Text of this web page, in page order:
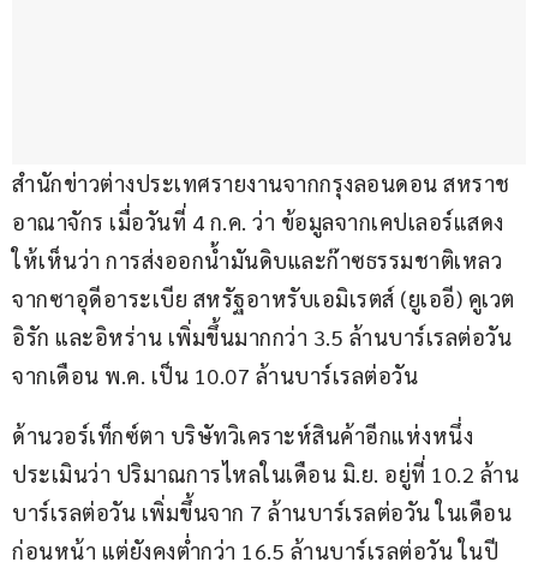
สำนักข่าวต่างประเทศรายงานจากกรุงลอนดอน สหราช
อาณาจักร เมื่อวันที่ 4 ก.ค. ว่า ข้อมูลจากเคปเลอร์แสดง
ให้เห็นว่า การส่งออกน้ำมันดิบและก๊าซธรรมชาติเหลว
จากซาอุดีอาระเบีย สหรัฐอาหรับเอมิเรตส์ (ยูเออี) คูเวต
อิรัก และอิหร่าน เพิ่มขึ้นมากกว่า 3.5 ล้านบาร์เรลต่อวัน
จากเดือน พ.ค. เป็น 10.07 ล้านบาร์เรลต่อวัน
ด้านวอร์เท็กซ์ตา บริษัทวิเคราะห์สินค้าอีกแห่งหนึ่ง
ประเมินว่า ปริมาณการไหลในเดือน มิ.ย. อยู่ที่ 10.2 ล้าน
บาร์เรลต่อวัน เพิ่มขึ้นจาก 7 ล้านบาร์เรลต่อวัน ในเดือน
ก่อนหน้า แต่ยังคงต่ำกว่า 16.5 ล้านบาร์เรลต่อวัน ในปี